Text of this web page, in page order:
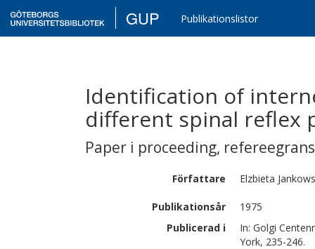
GUP Publikationslistor
Identification of
different spinal reflex
Paper i proceeding,
Författare Elzbieta
Publikationsår
1975
Publicerad i
In: Golgi
York, 235-246.